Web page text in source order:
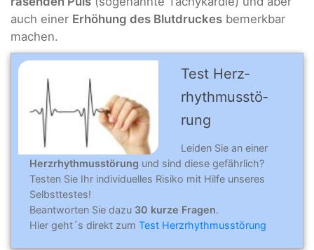
auch einer Erhöhung des Blutdruckes bemerkbar
machen.
Test Herz­
rhythmus­stö­
rung
Leiden Sie an einer
Herzrhythmusstörung und sind diese gefährlich?
Testen Sie Ihr individuelles Risiko mit Hilfe unseres
Selbsttestes!
Beantworten Sie dazu 30 kurze Fragen.
Hier geht´s direkt zum Test Herzrhythmusstörung